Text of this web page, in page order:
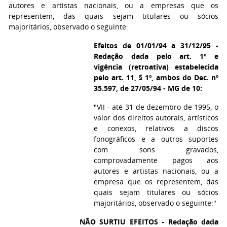
autores e artistas nacionais, ou a empresas que os
representem, das quais sejam titulares ou sócios
majoritários, observado o seguinte:
Efeitos de 01/01/94 a 31/12/95 -
Redação dada pelo art. 1º e
vigência (retroativa) estabelecida
pelo art. 11, § 1º, ambos do Dec. nº
35.597, de 27/05/94 - MG de 10:
"VII - até 31 de dezembro de 1995, o
valor dos direitos autorais, artísticos
e conexos, relativos a discos
fonográficos e a outros suportes
com sons gravados,
comprovadamente pagos aos
autores e artistas nacionais, ou a
empresa que os representem, das
quais sejam titulares ou sócios
majoritários, observado o seguinte:"
NÃO SURTIU EFEITOS - Redação dada